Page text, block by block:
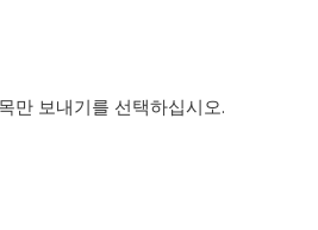
만 보내기를 선택하십시오.